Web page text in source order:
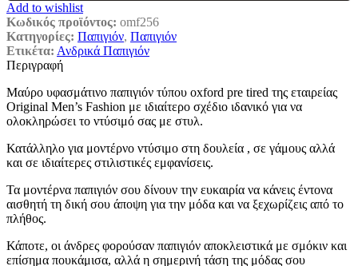
Add to wishlist
Κωδικός προϊόντος: omf256
Κατηγορίες: Παπιγιόν, Παπιγιόν
Ετικέτα: Ανδρικά Παπιγιόν
Περιγραφή
Μαύρο υφασμάτινο παπιγιόν τύπου oxford pre tired της εταιρείας
Original Men’s Fashion με ιδιαίτερο σχέδιο ιδανικό για να
ολοκληρώσει το ντύσιμό σας με στυλ.
Κατάλληλο για μοντέρνο ντύσιμο στη δουλεία , σε γάμους αλλά
και σε ιδιαίτερες στιλιστικές εμφανίσεις.
Τα μοντέρνα παπιγιόν σου δίνουν την ευκαιρία να κάνεις έντονα
αισθητή τη δική σου άποψη για την μόδα και να ξεχωρίζεις από το
πλήθος.
Κάποτε, οι άνδρες φορούσαν παπιγιόν αποκλειστικά με σμόκιν και
επίσημα πουκάμισα, αλλά η σημερινή τάση της μόδας σου